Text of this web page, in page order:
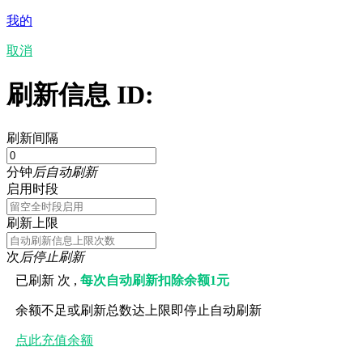
我的
取消
刷新信息 ID:
刷新间隔
分钟后自动刷新
启用时段
刷新上限
次后停止刷新
已刷新 次 ,每次自动刷新扣除余额1元
余额不足或刷新总数达上限即停止自动刷新
点此充值余额